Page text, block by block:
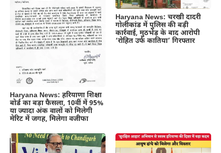
Haryana News: हरियाणा शिक्षा
बोर्ड का बड़ा फैसला, 10वीं में 95%
या ज्यादा अंक वालों को मिलेगी
मेरिट में जगह, मिलेगा वजीफा
Haryana News: चरखी दादरी
गोलीकांड में पुलिस की बड़ी
कार्रवाई, मुठभेड़ के बाद आरोपी
‘रोहित उर्फ कातिया’ गिरफ्तार